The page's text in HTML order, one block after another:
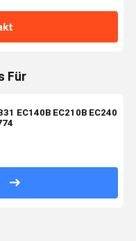
Für
EC140B EC210B EC240